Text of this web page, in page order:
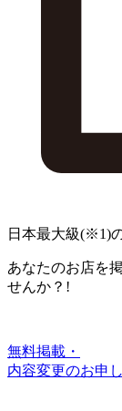
日本最大級(※1)
あなたのお店を
せんか？!
無料掲載・
内容変更のお申